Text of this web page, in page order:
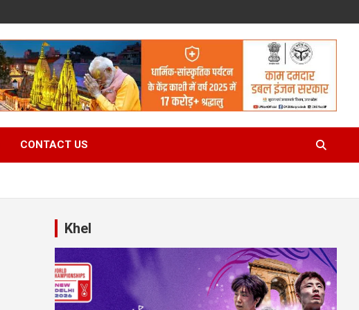
CONTACT US
Khel